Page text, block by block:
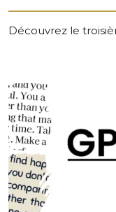
Découvrez le